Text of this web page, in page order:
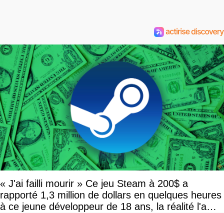
« J'ai failli mourir » Ce jeu Steam à 200$ a
rapporté 1,3 million de dollars en quelques heures
à ce jeune développeur de 18 ans, la réalité l'a